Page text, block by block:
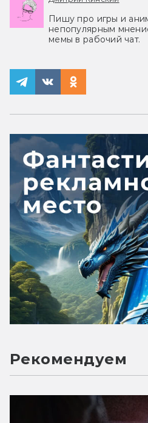
Пишу про игры и
непопулярным
мемы в рабочий чат.
Рекомендуем